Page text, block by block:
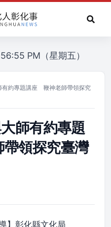
PM（星期五）
有約專題講座 鞭神老師帶領探究
師有約專題
領探究臺灣
】彰化縣文化局